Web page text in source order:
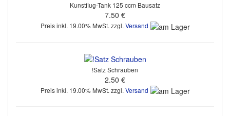
Kunstflug-Tank 125 ccm Bausatz
7.50 €
Preis inkl. 19.00% MwSt. zzgl.Versand
!Satz Schrauben
2.50 €
Preis inkl. 19.00% MwSt. zzgl. Versand